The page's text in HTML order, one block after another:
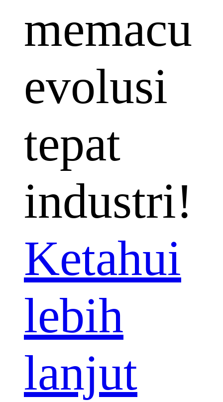
memacu
evolusi
tepat
industri!
Ketahui
lebih
lanjut